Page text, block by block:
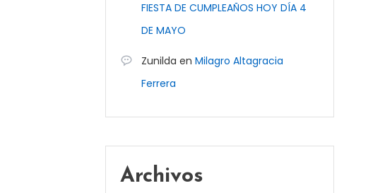
FIESTA DE CUMPLEAÑOS HOY DÍA 4
DE MAYO
Zunilda en Milagro Altagracia
Ferrera
Archivos